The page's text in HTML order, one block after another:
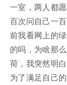
一室，两人都
百次问自己一
前我看网上的
的吗，为啥那
荷，我突然明
为了满足自己